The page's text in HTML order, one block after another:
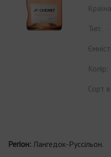
Тип:
Колір:
Сорт
Регіон: Лангедок-Руссільон.